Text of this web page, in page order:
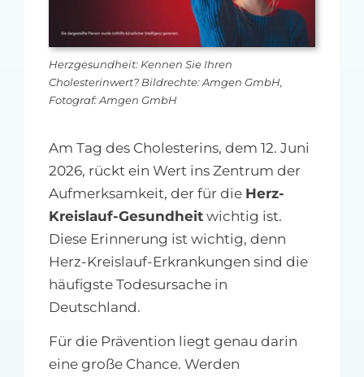
Ihre Werbung auf MFA-heute.de
Suche
nach:
Herzgesundheit: Kennen Sie Ihren
Cholesterinwert? Bildrechte: Amgen GmbH,
Fotograf: Amgen GmbH
Am Tag des Cholesterins, dem 12. Juni
2026, rückt ein Wert ins Zentrum der
Aufmerksamkeit, der für die Herz-
Kreislauf-Gesundheitwichtig ist.
Diese Erinnerung ist wichtig, denn
Herz-Kreislauf-Erkrankungen sind die
häufigste Todesursache in
Deutschland.
Für die Prävention liegt genau darin
eine große Chance. Werden